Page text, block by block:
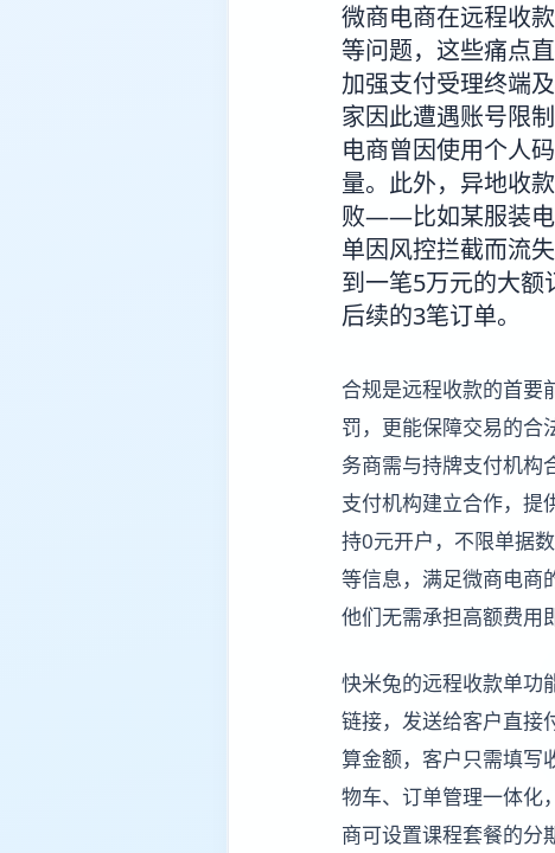
微商电商在远程收
等问题，这些痛点
加强支付受理终端
家因此遭遇账号限
电商曾因使用个人
量。此外，异地收
败——比如某服装电
单因风控拦截而流
到一笔5万元的大
后续的3笔订单。
合规是远程收款的首要
罚，更能保障交易的合
务商需与持牌支付机构
支付机构建立合作，提
持0元开户，不限单据
等信息，满足微商电商
他们无需承担高额费用
快米兔的远程收款单功
链接，发送给客户直
算金额，客户只需填写
物车、订单管理一体化
商可设置课程套餐的分